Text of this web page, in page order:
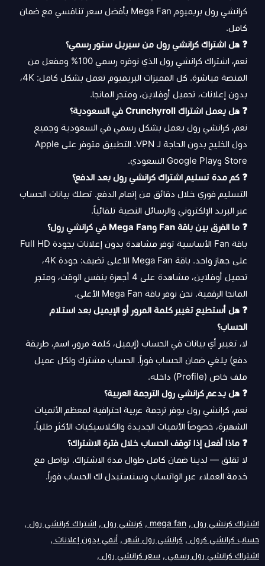
كرانشي رول بريميوم Mega Fan بأفضل سعر تنافسي مع ضمان
كامل.
❓ هل اشتراك كرانشي رول من سيريل ستور رسمي؟
نعم، اشتراك كرانشي رول الذي نوفره رسمي 100% ومفعل من
المنصة مباشرة. كل المميزات البريميوم تعمل بشكل كامل: 4K،
بدون إعلانات، تحميل أوفلاين، ومتجر المانجا.
❓ هل يعمل اشتراك Crunchyroll في السعودية؟
نعم، كرانشي رول يعمل بشكل رسمي في السعودية وجميع
دول الخليج بدون الحاجة لـ VPN. التطبيق متوفر على Apple
Store وGoogle Play السعودي.
❓ كم مدة تسليم اشتراك كرانشي رول بعد الدفع؟
التسليم فوري خلال دقائق من إتمام الدفع. تصلك بيانات الحساب
عبر البريد الإلكتروني والرسائل النصية تلقائياً.
❓ ما الفرق بين باقة Fan وMega Fan في كرانشي رول؟
باقة Fan الأساسية توفر مشاهدة بدون إعلانات بجودة Full HD
على جهاز واحد. باقة Mega Fan الأعلى تضيف: جودة 4K،
تحميل أوفلاين، مشاهدة على 4 أجهزة بنفس الوقت، ومتجر
المانجا الرقمية. نحن نوفر باقة Mega Fan الأعلى.
❓ هل أستطيع تغيير كلمة المرور أو الإيميل بعد استلام
الحساب؟
لا، تغيير أي بيانات في الحساب (إيميل، كلمة مرور، اسم، طريقة
دفع) يلغي ضمان الحساب فوراً. الحساب مشترك ولكل عميل
ملف خاص (Profile) داخله.
❓ هل يدعم كرانشي رول الترجمة العربية؟
نعم، كرانشي رول يوفر ترجمة عربية احترافية لمعظم الأنميات
الشهيرة، خصوصاً الأنميات الجديدة والكلاسيكيات الأكثر طلباً.
❓ ماذا أفعل إذا توقف الحساب خلال فترة الاشتراك؟
لا تقلق — لدينا ضمان كامل طوال مدة الاشتراك. تواصل مع
خدمة العملاء عبر الواتساب وسنستبدل لك الحساب فوراً.
اشتراك كرنشي رول , mega fan , كرنشي رول , اشتراك كرانشي رول ,
حساب كرانشي كرول , كرانشي رول شهر , أنمي بدون إعلانات ,
اشتراك كرانشي رول رسمي , سعر كرانشي رول ,